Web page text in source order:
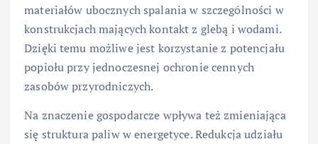
materiałów ubocznych spalania w szczególności w
konstrukcjach mających kontakt z glebą i wodami.
Dzięki temu możliwe jest korzystanie z potencjału
popiołu przy jednoczesnej ochronie cennych
zasobów przyrodniczych.
Na znaczenie gospodarcze wpływa też zmieniająca
się struktura paliw w energetyce. Redukcja udziału